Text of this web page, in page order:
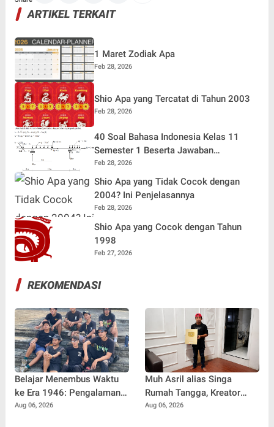
ARTIKEL TERKAIT
1 Maret Zodiak Apa
Feb 28, 2026
Shio Apa yang Tercatat di Tahun 2003
Feb 28, 2026
40 Soal Bahasa Indonesia Kelas 11
Semester 1 Beserta Jawaban
Terlengkap
Feb 28, 2026
Shio Apa yang Tidak Cocok dengan
2004? Ini Penjelasannya
Feb 28, 2026
Shio Apa yang Cocok dengan Tahun
1998
Feb 27, 2026
REKOMENDASI
Belajar Menembus Waktu
ke Era 1946: Pengalaman
Magang Radityo Kusuma
Aug 06, 2026
Muh Asril alias Singa
Rumah Tangga, Kreator
Kocak yang Jago Bikin
Aug 06, 2026